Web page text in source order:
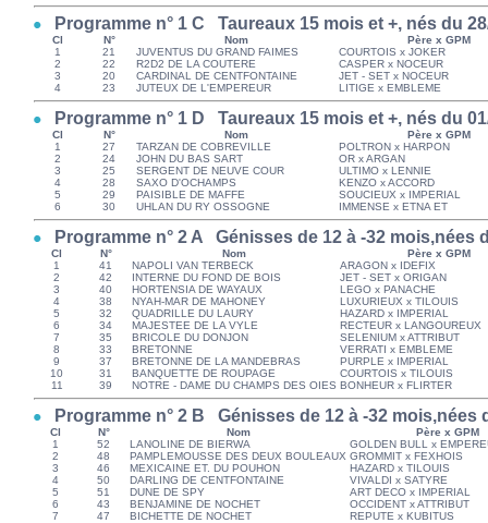
Programme n° 1 C Taureaux 15 mois et +, nés du
Cl N° Nom
Père x GPM
1
21 JUVENTUS DU GRAND FAIMES
COURTOIS x JOKER
2
22 R2D2 DE LA COUTERE
CASPER x NOCEUR
3
20 CARDINAL DE CENTFONTAINE
JET - SET x NOCEUR
4
23 JUTEUX DE L'EMPEREUR LITIGE x EMBLEME
Programme n° 1 D Taureaux 15 mois et +, nés du
Cl N° Nom
Père x GPM
1
27 TARZAN DE COBREVILLE
POLTRON x HARPON
2
24 JOHN DU BAS SART
OR x ARGAN
3
25 SERGENT DE NEUVE COUR
ULTIMO x LENNIE
4
28 SAXO D'OCHAMPS
KENZO x ACCORD
5
29 PAISIBLE DE MAFFE
SOUCIEUX x IMPERIAL
6
30 UHLAN DU RY OSSOGNE IMMENSE x ETNA ET
Programme n° 2 A Génisses de 12 à -32 mois,nées
Cl N° Nom
Père x GPM
1
41 NAPOLI VAN TERBECK
ARAGON x IDEFIX
2
42 INTERNE DU FOND DE BOIS
JET - SET x ORIGAN
3
40 HORTENSIA DE WAYAUX
LEGO x PANACHE
4
38 NYAH-MAR DE MAHONEY
LUXURIEUX x TILOUIS
5
32 QUADRILLE DU LAURY
HAZARD x IMPERIAL
6
34 MAJESTEE DE LA VYLE
RECTEUR x LANGOUREUX
7
35 BRICOLE DU DONJON
SELENIUM x ATTRIBUT
8
33 BRETONNE
VERRATI x EMBLEME
9
37 BRETONNE DE LA MANDEBRAS
PURPLE x IMPERIAL
10
31 BANQUETTE DE ROUPAGE
COURTOIS x TILOUIS
11
39 NOTRE - DAME DU CHAMPS DES OIES BONHEUR x FLIRTER
Programme n° 2 B Génisses de 12 à -32 mois,nées
Cl N° Nom
Père x GPM
1
52 LANOLINE DE BIERWA
GOLDEN BULL x
2
48 PAMPLEMOUSSE DES DEUX BOULEAUX GROMMIT x FEXHOIS
3
46 MEXICAINE ET. DU POUHON
HAZARD x TILOUIS
4
50 DARLING DE CENTFONTAINE
VIVALDI x SATYRE
5
51 DUNE DE SPY
ART DECO x IMPERIAL
6
43 BENJAMINE DE NOCHET
OCCIDENT x ATTRIBUT
7
47 BICHETTE DE NOCHET REPUTE x KUBITUS